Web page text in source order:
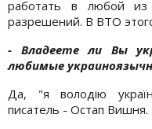
работать в любой
разрешений. В ВТО
- Владеете ли Вы
любимые
Да, "я володію
писатель - Остап Вишня.